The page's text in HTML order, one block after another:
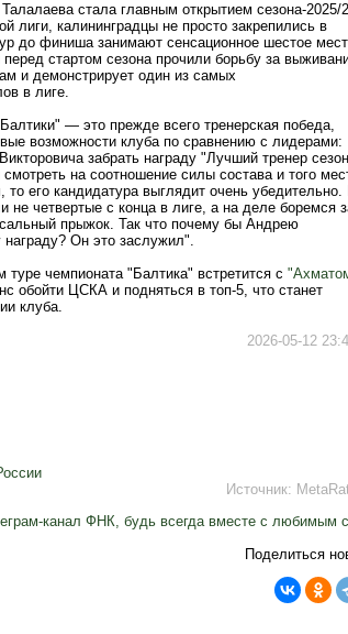
стала главным открытием сезона-2025/
лиги, калининградцы не просто закрепились в
до финиша занимают сенсационное шестое
стартом сезона прочили борьбу за
и демонстрирует один из самых
в лиге.
— это прежде всего тренерская победа,
возможности клуба по сравнению с лидерами:
забрать награду "Лучший тренер
на соотношение силы состава и того
его кандидатура выглядит очень убедительно.
не четвертые с конца в лиге, а на деле боремся
прыжок. Так что почему бы Андрею
награду? Он это заслужил".
чемпионата "Балтика" встретится с
обойти ЦСКА и подняться в топ-5, что станет
клуба.
2026-05-12
Источник:
канал ФНК, будь всегда вместе с любимым
Поделиться